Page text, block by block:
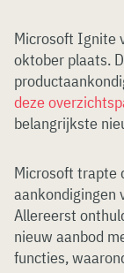
Microsoft Ignite
oktober plaats.
deze
belangrijkste
Microsoft trapte
aankondigingen
Allereerst
nieuw aanbod
functies,